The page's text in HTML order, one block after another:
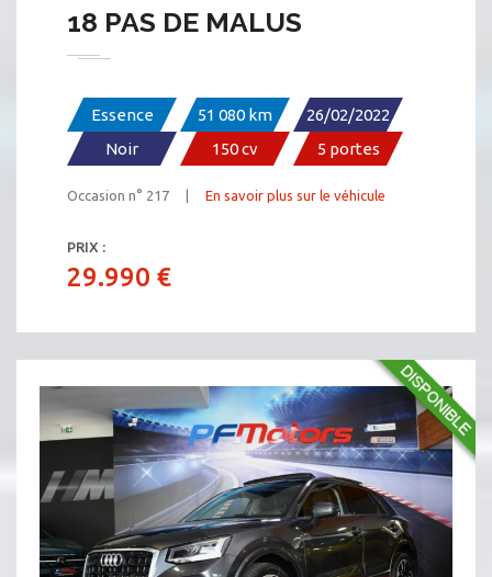
18 PAS DE MALUS
Essence 51 080 km
26/02/2022
Noir
150 cv 5 portes
Occasion n° 217 | En savoir plus sur le véhicule
PRIX :
29.990 €